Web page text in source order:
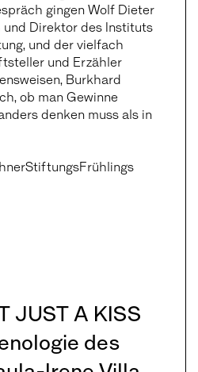
gingen Wolf Dieter
und Direktor des Instituts
und der vielfach
und Erzähler
Burkhard
ob man Gewinne
denken muss als in
JUST A KISS
des